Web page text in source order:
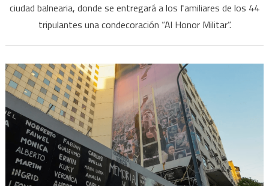
ciudad balnearia, donde se entregará a los familiares de los 44
tripulantes una condecoración “Al Honor Militar”.